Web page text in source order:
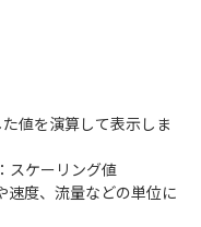
値を演算して表示しま
スケーリング値
速度、流量などの単位に